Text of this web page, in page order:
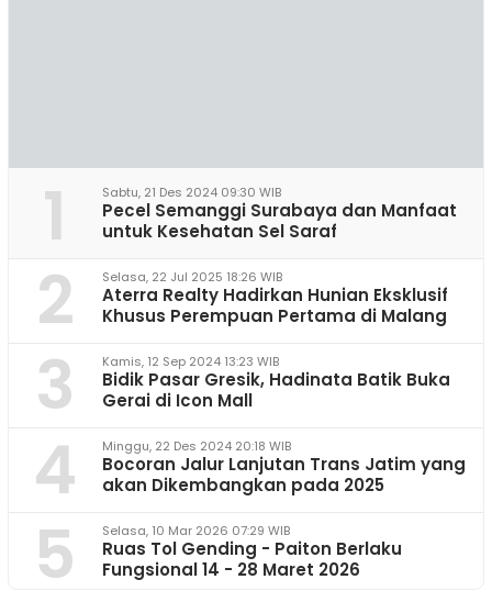
1 Sabtu, 21 Des 2024 09:30 WIB
Pecel Semanggi Surabaya dan Manfaat
untuk Kesehatan Sel Saraf
2 Selasa, 22 Jul 2025 18:26 WIB
Aterra Realty Hadirkan Hunian Eksklusif
Khusus Perempuan Pertama di Malang
3 Kamis, 12 Sep 2024 13:23 WIB
Bidik Pasar Gresik, Hadinata Batik Buka
Gerai di Icon Mall
4 Minggu, 22 Des 2024 20:18 WIB
Bocoran Jalur Lanjutan Trans Jatim yang
akan Dikembangkan pada 2025
5 Selasa, 10 Mar 2026 07:29 WIB
Ruas Tol Gending - Paiton Berlaku
Fungsional 14 - 28 Maret 2026